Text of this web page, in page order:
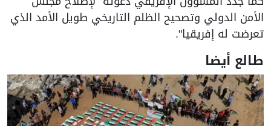
الأمن الدولي وتصحيح الظلم التاريخي طويل الأمد الذي
تعرضت له إفريقيا".
طالع أيضا